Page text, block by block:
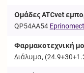
Ομάδες ATCvet
QP54AA54
Φαρμακοτεχνική
Διάλυμα,